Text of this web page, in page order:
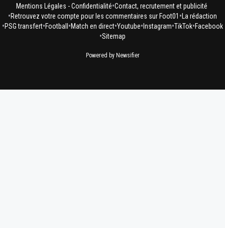
Mentions Légales - Confidentialité•Contact, recrutement et publicité
•Retrouvez votre compte pour les commentaires sur Foot01 •La rédaction
•PSG transfert•Football•Match en direct•Youtube•Instagram•TikTok•Facebook
•Sitemap
Powered by Newsifier